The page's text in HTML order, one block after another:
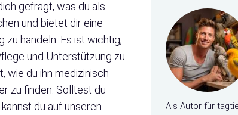
gefragt, was du als
und bietet dir eine
zu handeln. Es ist wichtig,
und Unterstützung zu
wie du ihn medizinisch
zu finden. Solltest du
du auf unseren
Als Autor für